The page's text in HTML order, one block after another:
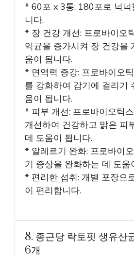
* 60포 x 3통: 180포로 넉
니다.
* 장 건강 개선: 프로바이오
익균을 증가시켜 장 건강을
움이 됩니다.
* 면역력 증강: 프로바이오
를 강화하여 감기에 걸리기
움이 됩니다.
* 피부 개선: 프로바이오틱
개선하여 건강하고 맑은 피
데 도움이 됩니다.
* 알레르기 완화: 프로바이
기 증상을 완화하는 데 도움
* 편리한 섭취: 개별 포장으
이 편리합니다.
8. 종근당 락토핏 생유산
6개